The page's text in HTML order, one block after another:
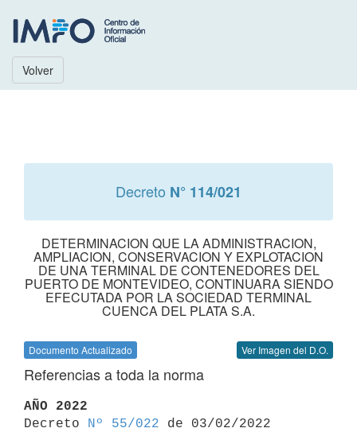
Volver
Decreto N° 114/021
DETERMINACION QUE LA ADMINISTRACION,
AMPLIACION, CONSERVACION Y EXPLOTACION
DE UNA TERMINAL DE CONTENEDORES DEL
PUERTO DE MONTEVIDEO, CONTINUARA SIENDO
EFECUTADA POR LA SOCIEDAD TERMINAL
CUENCA DEL PLATA S.A.
Documento Actualizado Ver Imagen del D.O.
Referencias a toda la norma
AÑO 2022
Decreto
Nº 55/022